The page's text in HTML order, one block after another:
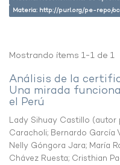
Materia: http://purl.org/pe-repo/
Mostrando ítems 1-1 de 1
Análisis de la
Una mirada
el Perú
Lady Sihuay Castillo (autor
Caracholi; Bernardo García
Nelly Góngora Jara; María
Chávez Ruesta; Cristhian